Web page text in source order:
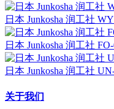
日本 Junkosha 润工社
日本 Junkosha 润工社
日本 Junkosha 润工社
关于我们